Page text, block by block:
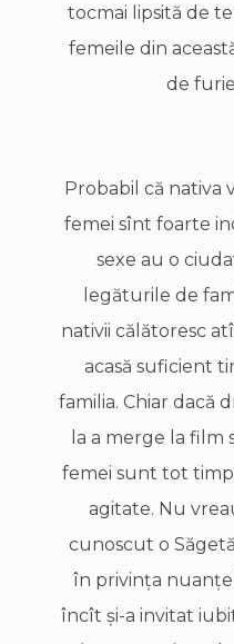
tocmai lipsită de
femeile din
de
Probabil că nativa
femei sînt foarte
sexe au o
legăturile de
nativii călătoresc
acasă suficient
familia. Chiar dacă
la a merge la film
femei sunt tot
agitate. Nu
cunoscut o
în privinţa
încît şi-a invitat